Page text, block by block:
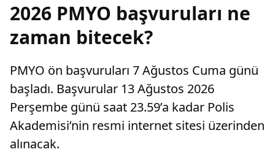
2026 PMYO başvuruları ne
zaman bitecek?
PMYO ön başvuruları 7 Ağustos Cuma günü
başladı. Başvurular 13 Ağustos 2026
Perşembe günü saat 23.59’a kadar Polis
Akademisi’nin resmi internet sitesi üzerinden
alınacak.